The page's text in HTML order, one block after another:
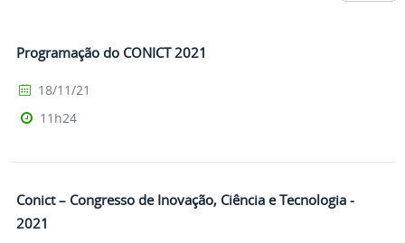
Programação do CONICT 2021
18/11/21
11h24
Conict – Congresso de Inovação, Ciência e Tecnologia -
2021